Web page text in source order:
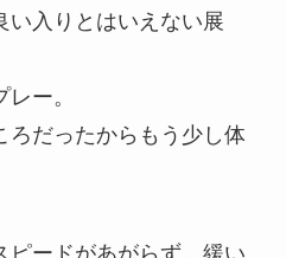
い入りとはいえない展
ー。
ろだったからもう少し体
ピードがあがらず、緩い